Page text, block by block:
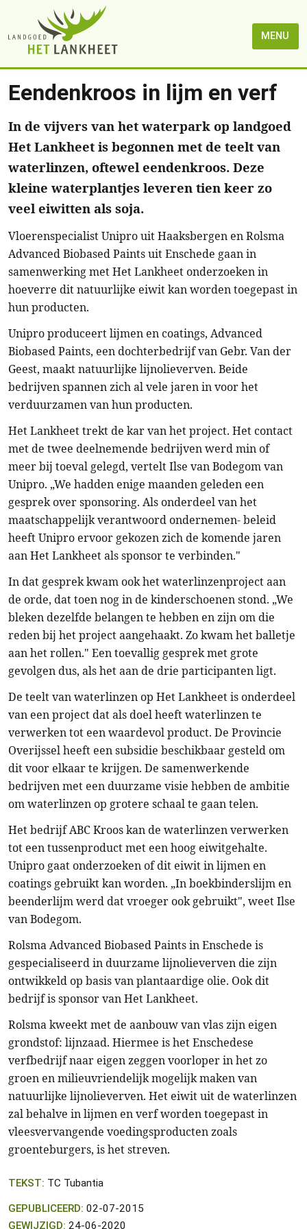
MENU
Eendenkroos in lijm en verf
In de vijvers van het waterpark op landgoed
Het Lankheet is begonnen met de teelt van
waterlinzen, oftewel eendenkroos. Deze
kleine waterplantjes leveren tien keer zo
veel eiwitten als soja.
Vloerenspecialist Unipro uit Haaksbergen en Rolsma
Advanced Biobased Paints uit Enschede gaan in
samenwerking met Het Lankheet onderzoeken in
hoeverre dit natuurlijke eiwit kan worden toegepast in
hun producten.
Unipro produceert lijmen en coatings, Advanced
Biobased Paints, een dochterbedrijf van Gebr. Van der
Geest, maakt natuurlijke lijnolieverven. Beide
bedrijven spannen zich al vele jaren in voor het
verduurzamen van hun producten.
Het Lankheet trekt de kar van het project. Het contact
met de twee deelnemende bedrijven werd min of
meer bij toeval gelegd, vertelt Ilse van Bodegom van
Unipro. „We hadden enige maanden geleden een
gesprek over sponsoring. Als onderdeel van het
maatschappelijk verantwoord ondernemen- beleid
heeft Unipro ervoor gekozen zich de komende jaren
aan Het Lankheet als sponsor te verbinden."
In dat gesprek kwam ook het waterlinzenproject aan
de orde, dat toen nog in de kinderschoenen stond. „We
bleken dezelfde belangen te hebben en zijn om die
reden bij het project aangehaakt. Zo kwam het balletje
aan het rollen." Een toevallig gesprek met grote
gevolgen dus, als het aan de drie participanten ligt.
De teelt van waterlinzen op Het Lankheet is onderdeel
van een project dat als doel heeft waterlinzen te
verwerken tot een waardevol product. De Provincie
Overijssel heeft een subsidie beschikbaar gesteld om
dit voor elkaar te krijgen. De samenwerkende
bedrijven met een duurzame visie hebben de ambitie
om waterlinzen op grotere schaal te gaan telen.
Het bedrijf ABC Kroos kan de waterlinzen verwerken
tot een tussenproduct met een hoog eiwitgehalte.
Unipro gaat onderzoeken of dit eiwit in lijmen en
coatings gebruikt kan worden. „In boekbinderslijm en
beenderlijm werd dat vroeger ook gebruikt", weet Ilse
van Bodegom.
Rolsma Advanced Biobased Paints in Enschede is
gespecialiseerd in duurzame lijnolieverven die zijn
ontwikkeld op basis van plantaardige olie. Ook dit
bedrijf is sponsor van Het Lankheet.
Rolsma kweekt met de aanbouw van vlas zijn eigen
grondstof: lijnzaad. Hiermee is het Enschedese
verfbedrijf naar eigen zeggen voorloper in het zo
groen en milieuvriendelijk mogelijk maken van
natuurlijke lijnolieverven. Het eiwit uit de waterlinzen
zal behalve in lijmen en verf worden toegepast in
vleesvervangende voedingsproducten zoals
groenteburgers, is het streven.
TEKST: TC Tubantia
GEPUBLICEERD: 02-07-2015
GEWIJZIGD: 24-06-2020